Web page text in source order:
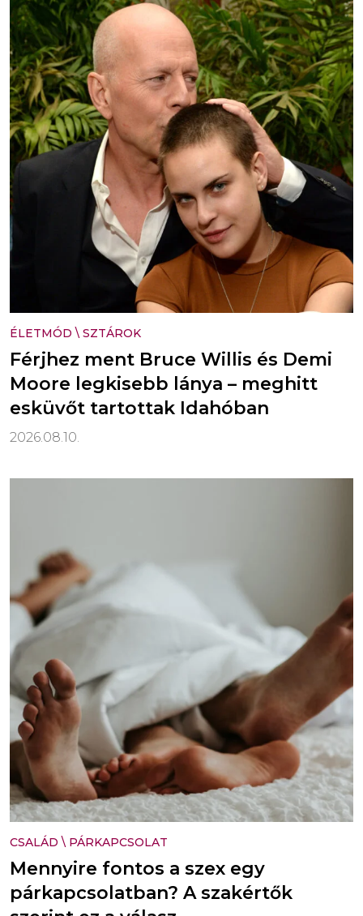
ÉLETMÓD \ SZTÁROK
Férjhez ment Bruce Willis és Demi
Moore legkisebb lánya – meghitt
esküvőt tartottak Idahóban
2026.08.10.
CSALÁD \ PÁRKAPCSOLAT
Mennyire fontos a szex egy
párkapcsolatban? A szakértők